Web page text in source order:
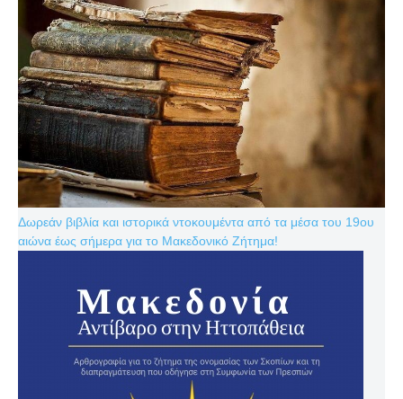
Δωρεάν βιβλία και ιστορικά ντοκουμέντα από τα μέσα του 19ου
αιώνα έως σήμερα για το Μακεδονικό Ζήτημα!